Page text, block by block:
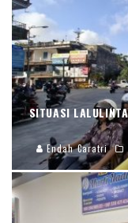
SITUASI
Endah Caratri